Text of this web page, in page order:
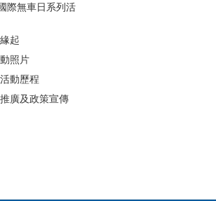
際無車日系列活
起
照片
動歷程
廣及政策宣傳